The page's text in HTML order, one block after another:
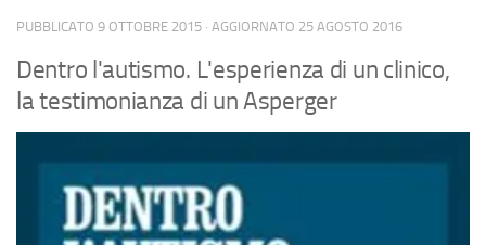
PUBBLICATO 9 OTTOBRE 2015 · AGGIORNATO 25 AGOSTO 2016
Dentro l'autismo. L'esperienza di un clinico,
la testimonianza di un Asperger